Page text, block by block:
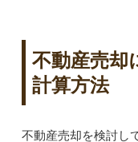
不動産売却
計算方法
不動産売却を検討し